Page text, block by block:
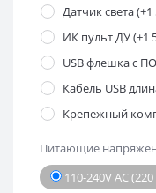
Датчик света (+1
ИК пульт ДУ (+1
USB флешка с
Кабель USB
Крепежный
Питающие
110-240V AC (220